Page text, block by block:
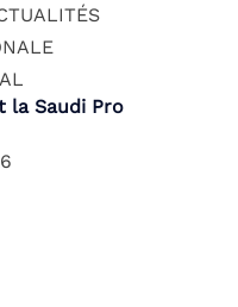
la Saudi Pro